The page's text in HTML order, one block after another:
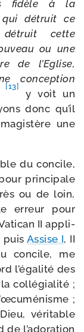
fidèle à la
qui détruit ce
cette
ou une
de l’Eglise,
concep­tion
[13]
y voit un
donc qu’il
une
du concile,
prin­ci­pale
ou de loin,
erreur pour
II appli­
puis Assise I, II
concile, me
l’é­ga­li­té des
la col­lé­gia­li­té ;
;
véri­table
l’a­do­ra­tion